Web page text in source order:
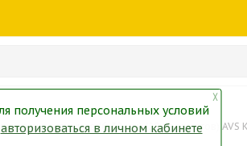
в сумке (6-32 мм) (20 предметов) AVS
╳
получения персональных условий
авторизоваться в личном кабинете